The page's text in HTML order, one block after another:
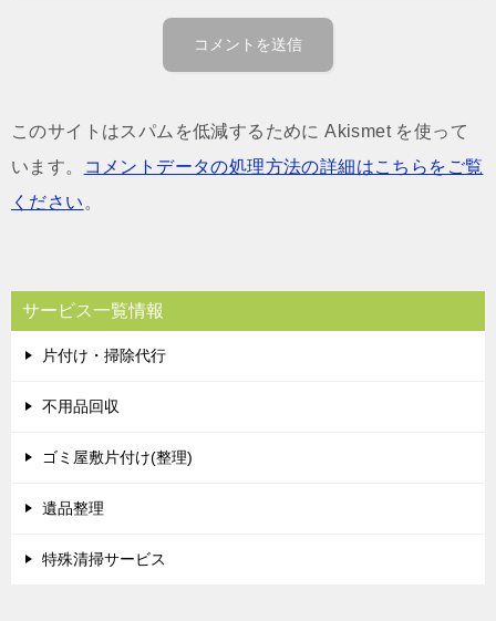
このサイトはスパムを低減するために Akismet を使って
います。
コメントデータの処理方法の詳細はこちらをご覧
ください 。
サービス一覧情報
片付け・掃除代行
不用品回収
ゴミ屋敷片付け(整理)
遺品整理
特殊清掃サービス